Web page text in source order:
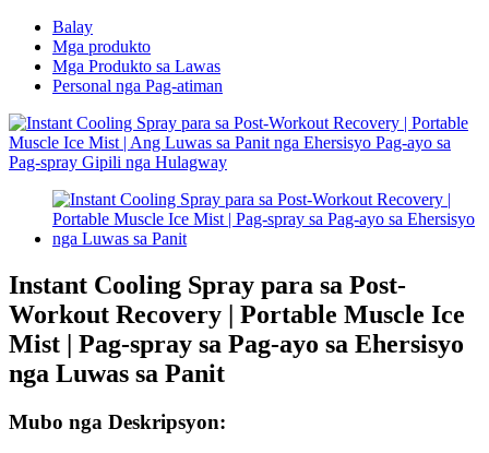
Balay
Mga produkto
Mga Produkto sa Lawas
Personal nga Pag-atiman
Instant Cooling Spray para sa Post-
Workout Recovery | Portable Muscle Ice
Mist | Pag-spray sa Pag-ayo sa Ehersisyo
nga Luwas sa Panit
Mubo nga Deskripsyon: